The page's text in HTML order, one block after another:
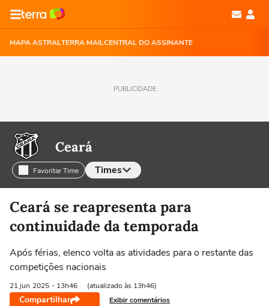
MAPA ASTRALTERRA MAILCENTRAL DO ASSINANTE
PUBLICIDADE
Ceará
Favoritar Time Times
Selecione o time para ver as notícias
Ceará se reapresenta para
continuidade da temporada
Após férias, elenco volta as atividades para o restante das
competições nacionais
21 jun 2025 - 13h46 (atualizado às 13h46)
Compartilhar Exibir comentários